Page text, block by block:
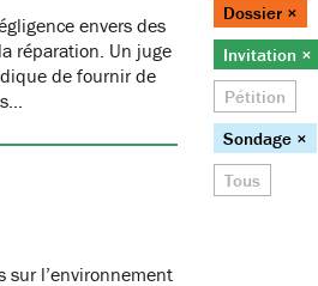
envers des
réparation. Un juge
de fournir de
sur l’environnement
Dossier ×
Invitation ×
Pétition
Sondage ×
Tous